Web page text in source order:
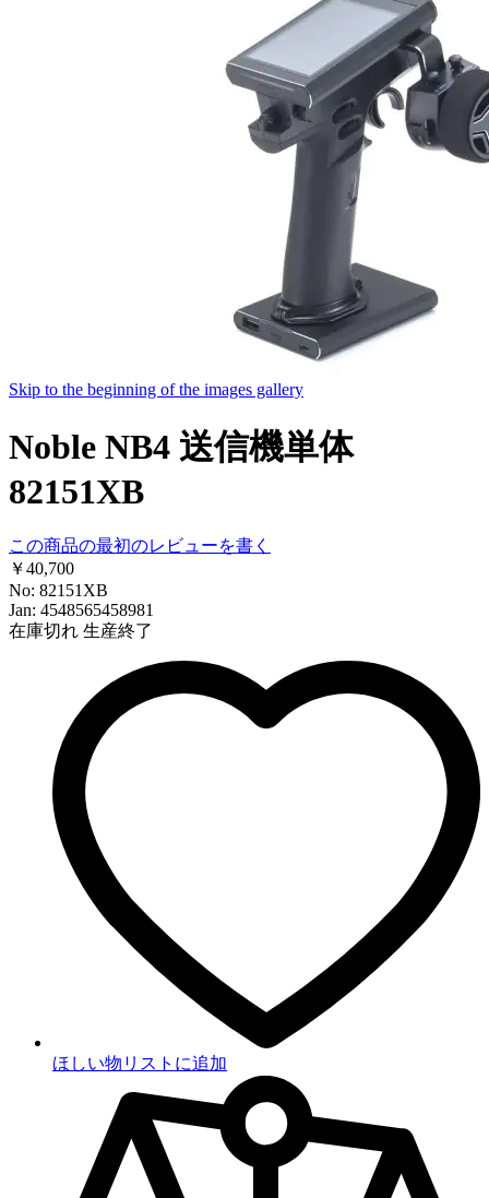
Skip to the beginning of the images gallery
Noble NB4 送信機単体
82151XB
この商品の最初のレビューを書く
￥40,700
No: 82151XB
Jan: 4548565458981
在庫切れ 生産終了
ほしい物リストに追加